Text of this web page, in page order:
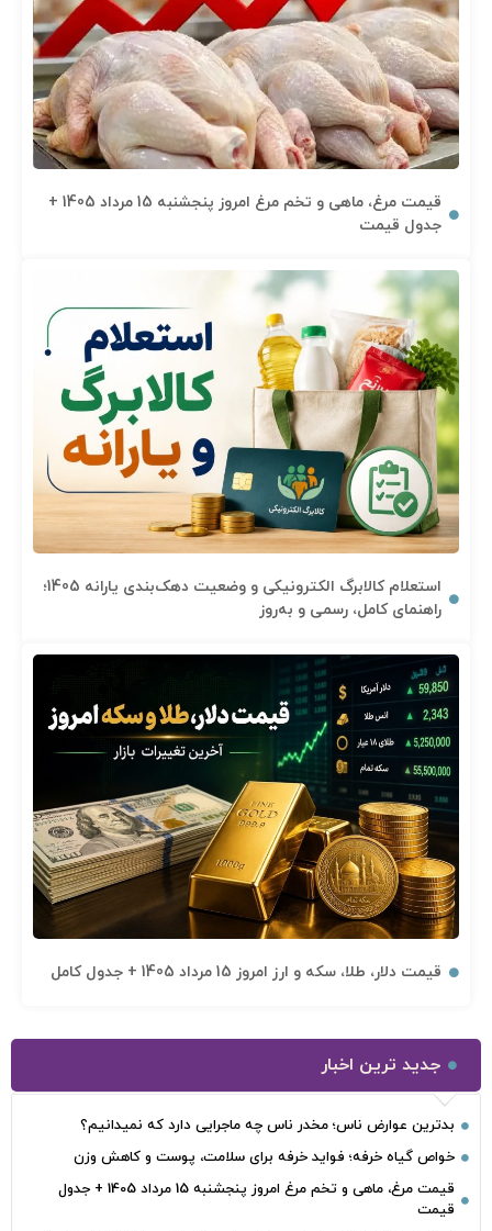
قیمت مرغ، ماهی و تخم مرغ امروز پنجشنبه 15 مرداد 1405 +
جدول قیمت
استعلام کالابرگ الکترونیکی و وضعیت دهک‌بندی یارانه 1405؛
راهنمای کامل، رسمی و به‌روز
قیمت دلار، طلا، سکه و ارز امروز 15 مرداد 1405 + جدول کامل
جدید ترین اخبار
بدترین عوارض ناس؛ مخدر ناس چه ماجرایی دارد که نمیدانیم؟
خواص گیاه خرفه؛ فواید خرفه برای سلامت، پوست و کاهش وزن
قیمت مرغ، ماهی و تخم مرغ امروز پنجشنبه 15 مرداد 1405 + جدول
قیمت